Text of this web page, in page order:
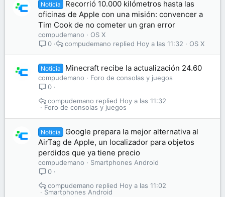
Noticia
Recorrió 10.000 kilómetros hasta las
oficinas de Apple con una misión: convencer a
Tim Cook de no cometer un gran error
compudemano
OS X
0
OS X
Hoy a las 11:32
compudemano
Noticia Minecraft recibe la actualización 24.60
compudemano
Foro de consolas y juegos
0
Foro de consolas y juegos
Hoy a las 11:32
compudemano
Noticia
Google prepara la mejor alternativa al
AirTag de Apple, un localizador para objetos
perdidos que ya tiene precio
compudemano
Smartphones Android
0
Smartphones Android
Hoy a las 11:02
compudemano